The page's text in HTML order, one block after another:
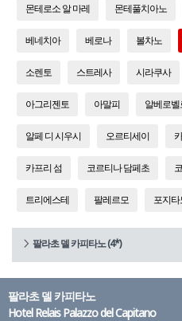
몬테로소 알 마레 몬테풀치아노
베네치아 베로나 볼차노
소렌토 스트레사 시라쿠사
아그리젠토 아말피 알베로벨
알페 디 시우시 오르티세이
카프리 섬 코르티나 담페초
트리에스테 팔레르모 포지타
팔라초 델 카피타노 (4*)
팔라초 델 카피타노
Hotel Relais Palazzo del Capitano